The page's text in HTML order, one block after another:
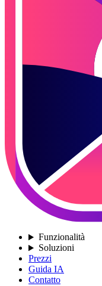
Funzionalità
Soluzioni
Prezzi
Guida IA
Contatto